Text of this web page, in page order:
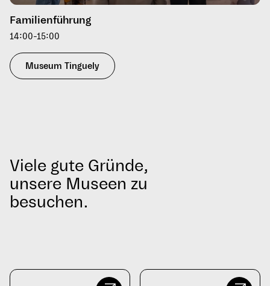
Familienführung
14:00-15:00
Museum Tinguely
Viele gute Gründe,
unsere Museen zu
besuchen.